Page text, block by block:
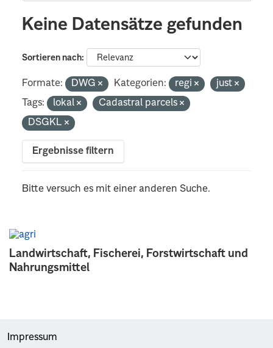
Landwirtschaft, Fischerei, Forstwirtschaft und
Nahrungsmittel
Keine Datensätze gefunden
Sortieren nach
Formate: DWG Kategorien: regi
just
Tags:
lokal
Cadastral parcels
DSGKL
Ergebnisse filtern
Bitte versuch es mit einer anderen Suche.
Impressum